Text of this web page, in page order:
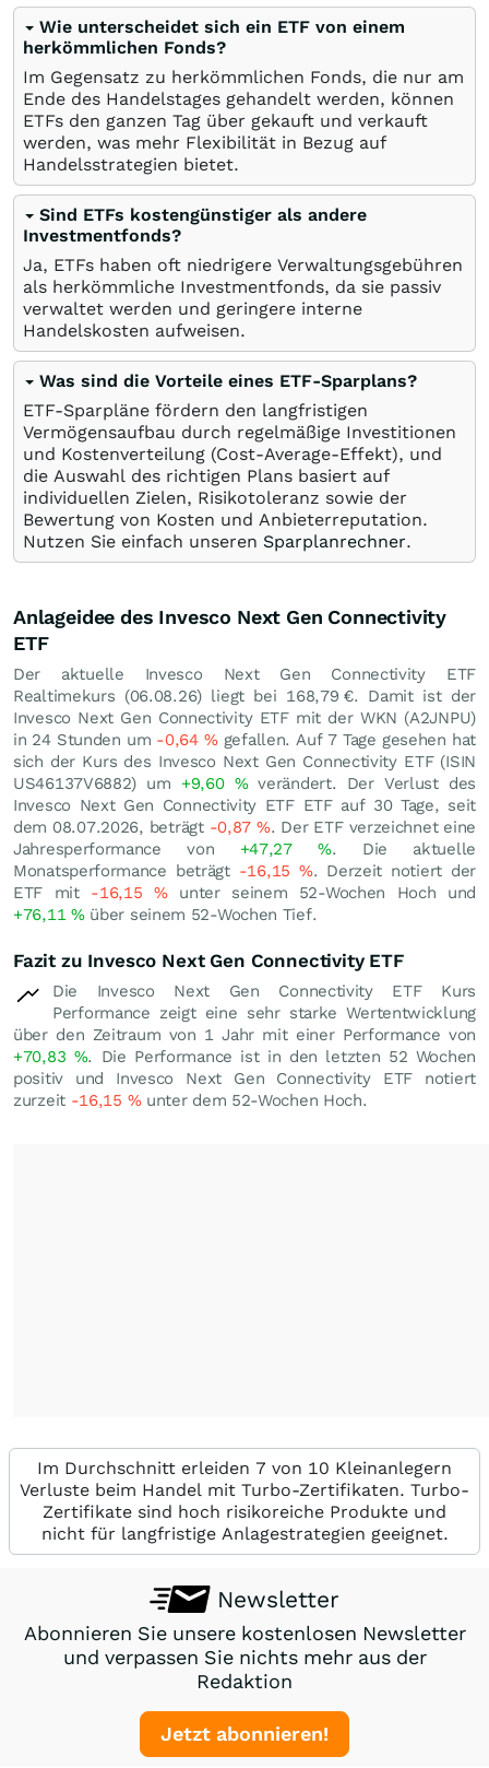
Wie unterscheidet sich ein ETF von einem
herkömmlichen Fonds?
Im Gegensatz zu herkömmlichen Fonds, die nur am
Ende des Handelstages gehandelt werden, können
ETFs den ganzen Tag über gekauft und verkauft
werden, was mehr Flexibilität in Bezug auf
Handelsstrategien bietet.
Sind ETFs kostengünstiger als andere
Investmentfonds?
Ja, ETFs haben oft niedrigere Verwaltungsgebühren
als herkömmliche Investmentfonds, da sie passiv
verwaltet werden und geringere interne
Handelskosten aufweisen.
Was sind die Vorteile eines ETF-Sparplans?
ETF-Sparpläne fördern den langfristigen
Vermögensaufbau durch regelmäßige Investitionen
und Kostenverteilung (Cost-Average-Effekt), und
die Auswahl des richtigen Plans basiert auf
individuellen Zielen, Risikotoleranz sowie der
Bewertung von Kosten und Anbieterreputation.
Nutzen Sie einfach unseren Sparplanrechner.
Anlageidee des Invesco Next Gen Connectivity
ETF
Der aktuelle Invesco Next Gen Connectivity ETF
Realtimekurs (06.08.26) liegt bei 168,79 €. Damit ist der
Invesco Next Gen Connectivity ETF mit der WKN (A2JNPU)
in 24 Stunden um -0,64 %gefallen. Auf 7 Tage gesehen hat
sich der Kurs des Invesco Next Gen Connectivity ETF (ISIN
US46137V6882) um +9,60 %verändert. Der Verlust des
Invesco Next Gen Connectivity ETF ETF auf 30 Tage, seit
dem 08.07.2026, beträgt -0,87%. Der ETF verzeichnet eine
Jahresperformance von +47,27%. Die aktuelle
Monatsperformance beträgt -16,15 %. Derzeit notiert der
ETF mit -16,15 %unter seinem 52-Wochen Hoch und
+76,11 %über seinem 52-Wochen Tief.
Fazit zu Invesco Next Gen Connectivity ETF
Die Invesco Next Gen Connectivity ETF Kurs
Performance zeigt eine sehr starke Wertentwicklung
über den Zeitraum von 1 Jahr mit einer Performance von
+70,83 %. Die Performance ist in den letzten 52 Wochen
positiv und Invesco Next Gen Connectivity ETF notiert
zurzeit -16,15 %unter dem 52-Wochen Hoch.
Im Durchschnitt erleiden 7 von 10 Kleinanlegern
Verluste beim Handel mit Turbo-Zertifikaten. Turbo-
Zertifikate sind hoch risikoreiche Produkte und
nicht für langfristige Anlagestrategien geeignet.
Newsletter
Abonnieren Sie unsere kostenlosen Newsletter
und verpassen Sie nichts mehr aus der
Redaktion
Jetzt abonnieren!